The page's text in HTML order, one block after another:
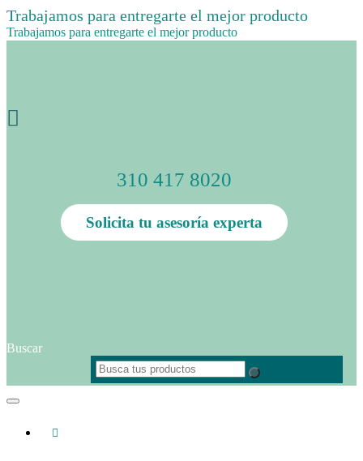
Trabajamos para entregarte el mejor producto
Trabajamos para entregarte el mejor producto
310 417 8020
Solicita tu asesoría experta
Buscar